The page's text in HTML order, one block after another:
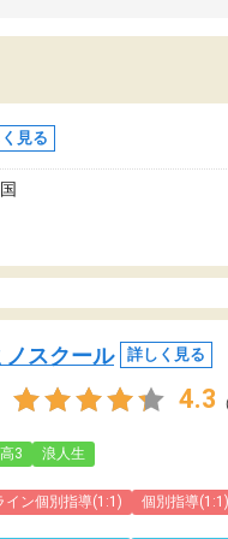
した単語帳の共有があ
る形でした。
お辞めになると言う事で
、あまりに短期での変
にして退会しました。
容や講師の方は良かっ
ま
見る
ノスクール 詳しく見る
4.3
3 浪人生
イン個別指導(1:1) 個別指導(1:1)